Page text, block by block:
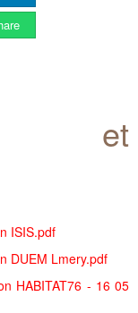
et
ISIS.pdf
DUEM Lmery.pdf
HABITAT76 - 16 05